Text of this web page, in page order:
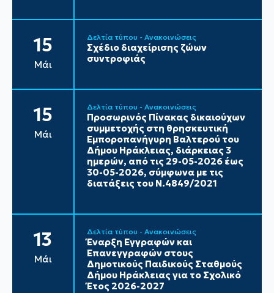
15
Μάι
Δελτία τύπου - Ανακοινώσεις
Σχέδιο διαχείρισης ζώων
συντροφιάς
15
Μάι
Δελτία τύπου - Ανακοινώσεις
Προσωρινός Πίνακας δικαιούχων
συμμετοχής στη θρησκευτική
Εμποροπανήγυρη Βαλτερού του
Δήμου Ηράκλειας, διάρκειας 3
ημερών, από τις 29-05-2026 έως
30-05-2026, σύμφωνα με τις
διατάξεις του Ν.4849/2021
13
Μάι
Δελτία τύπου - Ανακοινώσεις
Έναρξη Εγγραφών και
Επανεγγραφών στους
Δημοτικούς Παιδικούς Σταθμούς
Δήμου Ηράκλειας για το Σχολικό
Έτος 2026-2027